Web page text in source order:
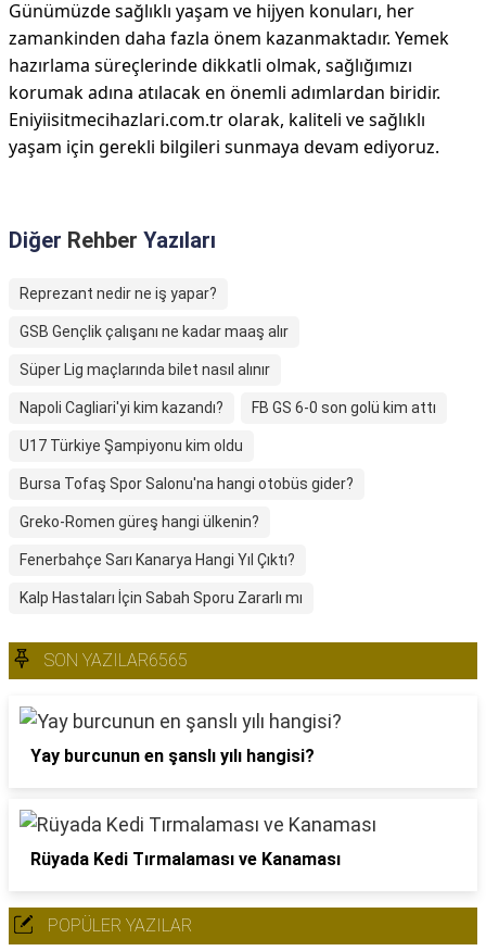
Günümüzde sağlıklı yaşam ve hijyen konuları, her
zamankinden daha fazla önem kazanmaktadır. Yemek
hazırlama süreçlerinde dikkatli olmak, sağlığımızı
korumak adına atılacak en önemli adımlardan biridir.
Eniyiisitmecihazlari.com.tr olarak, kaliteli ve sağlıklı
yaşam için gerekli bilgileri sunmaya devam ediyoruz.
Diğer Rehber Yazıları
Reprezant nedir ne iş yapar?
GSB Gençlik çalışanı ne kadar maaş alır
Süper Lig maçlarında bilet nasıl alınır
Napoli Cagliari'yi kim kazandı? FB GS 6-0 son golü kim attı
U17 Türkiye Şampiyonu kim oldu
Bursa Tofaş Spor Salonu'na hangi otobüs gider?
Greko-Romen güreş hangi ülkenin?
Fenerbahçe Sarı Kanarya Hangi Yıl Çıktı?
Kalp Hastaları İçin Sabah Sporu Zararlı mı
SON YAZILAR6565
Yay burcunun en şanslı yılı hangisi?
Rüyada Kedi Tırmalaması ve Kanaması
POPÜLER YAZILAR